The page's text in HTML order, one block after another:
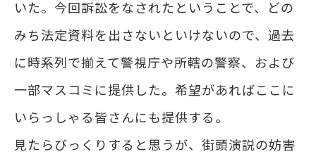
いた。今回訴訟をなされたということで、どの
みち法定資料を出さないといけないので、過去
に時系列で揃えて警視庁や所轄の警察、および
一部マスコミに提供した。希望があればここに
いらっしゃる皆さんにも提供する。
見たらびっくりすると思うが、街頭演説の妨害